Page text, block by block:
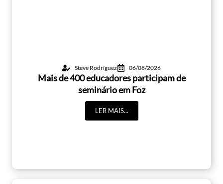
Steve Rodríguez 06/08/2026
Mais de 400 educadores participam de
seminário em Foz
LER MAIS...